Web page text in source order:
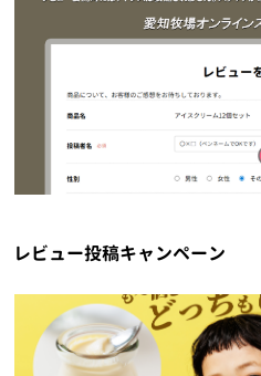
レビュー投稿キャンペーン